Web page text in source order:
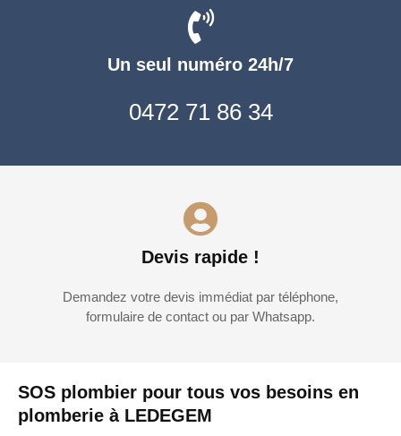
SOS plombier pour tous vos besoins en
plomberie à LEDEGEM
Un seul numéro 24h/7
0472 71 86 34
Devis rapide !
Demandez votre devis immédiat par téléphone,
formulaire de contact ou par Whatsapp.